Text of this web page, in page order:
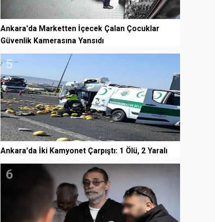
Ankara'da Marketten İçecek Çalan Çocuklar
Güvenlik Kamerasına Yansıdı
5
Ankara'da İki Kamyonet Çarpıştı: 1 Ölü, 2 Yaralı
6